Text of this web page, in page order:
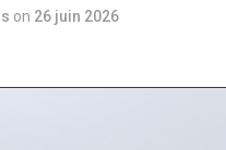
on 26 juin 2026